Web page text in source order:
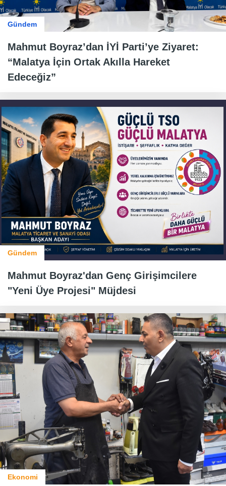
Gündem
Mahmut Boyraz’dan İYİ Parti’ye Ziyaret:
“Malatya İçin Ortak Akılla Hareket
Edeceğiz”
Gündem
Mahmut Boyraz'dan Genç Girişimcilere
"Yeni Üye Projesi" Müjdesi
Ekonomi